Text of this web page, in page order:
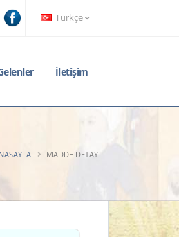
Türkçe
İletişim
MADDE DETAY